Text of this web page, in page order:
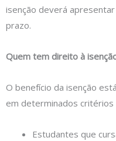
isenção deverá
prazo.
Quem tem direito à
O benefício da isenção
em determinados critérios
Estudantes que